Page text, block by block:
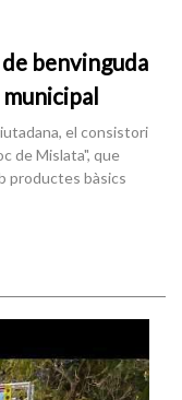
benvinguda
el consistori
de Mislata", que
productes bàsics